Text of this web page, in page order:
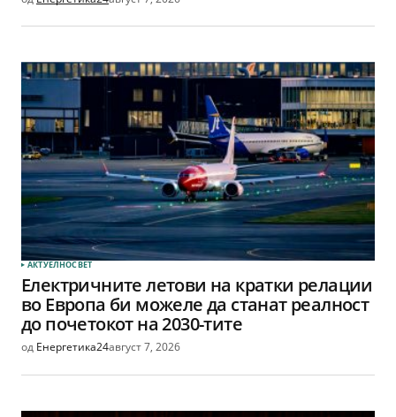
АКТУЕЛНОСВЕТ
Електричните летови на кратки релации
во Европа би можеле да станат реалност
до почетокот на 2030-тите
од Енергетика24август 7, 2026